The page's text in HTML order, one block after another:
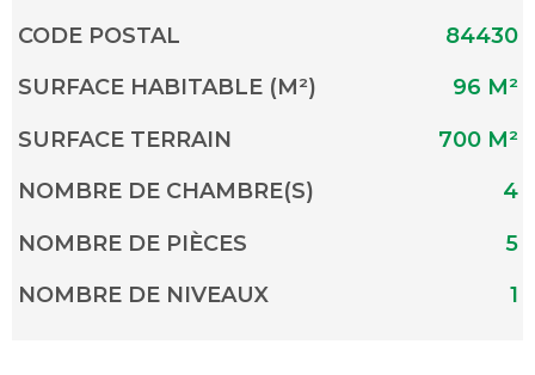
Caractérisque Valeurs
CODE POSTAL
84430
SURFACE HABITABLE (M²)
96 M²
SURFACE TERRAIN
700 M²
NOMBRE DE CHAMBRE(S)
4
NOMBRE DE PIÈCES
5
NOMBRE DE NIVEAUX
1